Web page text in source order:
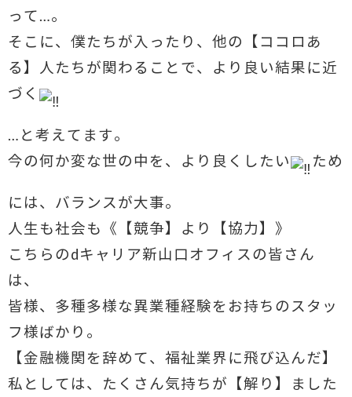
って…。
そこに、僕たちが入ったり、他の【ココロあ
る】人たちが関わることで、より良い結果に近
づく
…と考えてます。
今の何か変な世の中を、より良くしたい
ため
には、バランスが大事。
人生も社会も《【競争】より【協力】》
こちらのdキャリア新山口オフィスの皆さん
は、
皆様、多種多様な異業種経験をお持ちのスタッ
フ様ばかり。
【金融機関を辞めて、福祉業界に飛び込んだ】
私としては、たくさん気持ちが【解り】ました